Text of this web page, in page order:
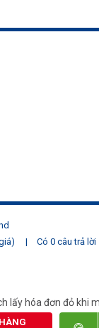
| Có 0 câu trả lời
lấy hóa đơn đỏ khi